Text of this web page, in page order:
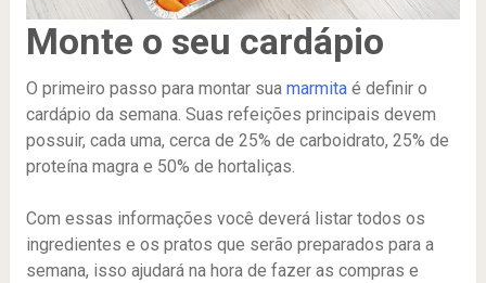
Monte o seu cardápio
O primeiro passo para montar sua marmitaé definir o
cardápio da semana. Suas refeições principais devem
possuir, cada uma, cerca de 25% de carboidrato, 25% de
proteína magra e 50% de hortaliças.
Com essas informações você deverá listar todos os
ingredientes e os pratos que serão preparados para a
semana, isso ajudará na hora de fazer as compras e